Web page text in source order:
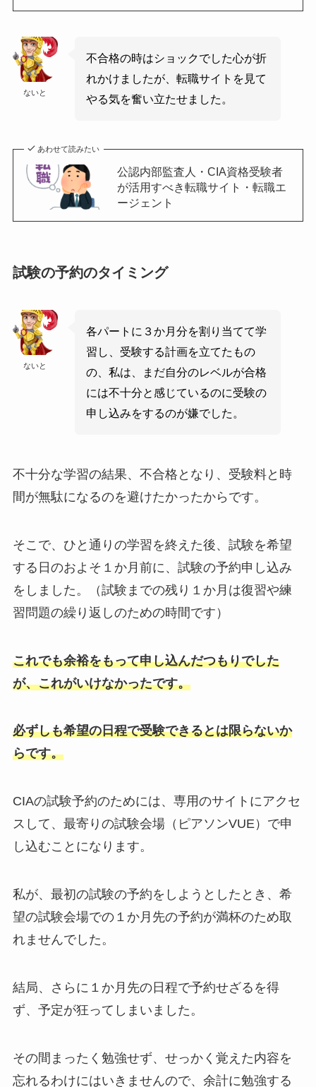
ないと
不合格の時はショックでした心が折
れかけましたが、転職サイトを見て
やる気を奮い立たせました。
あわせて読みたい
公認内部監査人・CIA資格受験者
が活用すべき転職サイト・転職エ
ージェント
試験の予約のタイミング
ないと
各パートに３か月分を割り当てて学
習し、受験する計画を立てたもの
の、私は、まだ自分のレベルが合格
には不十分と感じているのに受験の
申し込みをするのが嫌でした。
不十分な学習の結果、不合格となり、受験料と時
間が無駄になるのを避けたかったからです。
そこで、ひと通りの学習を終えた後、試験を希望
する日のおよそ１か月前に、試験の予約申し込み
をしました。（試験までの残り１か月は復習や練
習問題の繰り返しのための時間です）
これでも余裕をもって申し込んだつもりでした
が、これがいけなかったです。
必ずしも希望の日程で受験できるとは限らないか
らです。
CIAの試験予約のためには、専用のサイトにアクセ
スして、最寄りの試験会場（ピアソンVUE）で申
し込むことになります。
私が、最初の試験の予約をしようとしたとき、希
望の試験会場での１か月先の予約が満杯のため取
れませんでした。
結局、さらに１か月先の日程で予約せざるを得
ず、予定が狂ってしまいました。
その間まったく勉強せず、せっかく覚えた内容を
忘れるわけにはいきませんので、余計に勉強する